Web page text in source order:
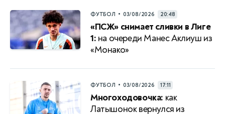
ФУТБОЛ • 03/08/2026 20:48
«ПСЖ» снимает сливки в Лиге
1: на очереди Манес Аклиуш из
«Монако»
ФУТБОЛ • 03/08/2026 17:11
Многоходовочка: как
Латышонок вернулся из